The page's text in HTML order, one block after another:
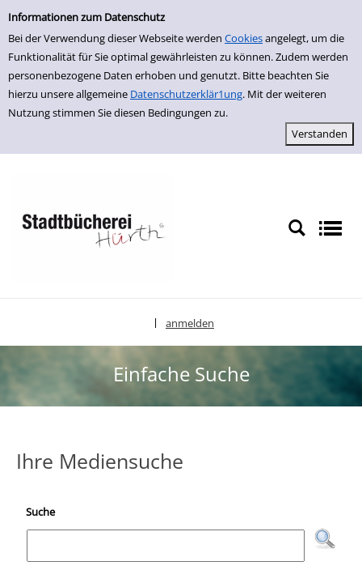
Einfache Suche
Informationen zum Datenschutz
Bei der Verwendung dieser Webseite werden Cookiesangelegt, um die
Funktionalität für Sie optimal gewährleisten zu können. Zudem werden
personenbezogene Daten erhoben und genutzt. Bitte beachten Sie
hierzu unsere allgemeine Datenschutzerklär1ung. Mit der weiteren
Nutzung stimmen Sie diesen Bedingungen zu.
zur Navigation springen
zum Inhalt springen
Zu den Suchfiltern springen
Zur Trefferliste springen
anmelden
Einfache Suche
Ihre Mediensuche
Suche